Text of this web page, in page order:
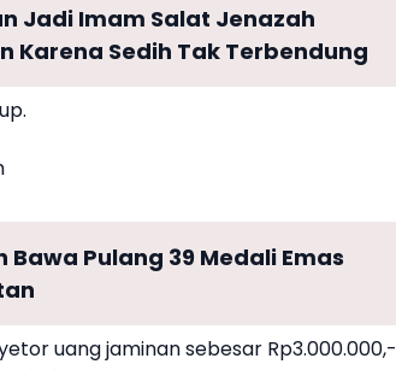
Jadi Imam Salat Jenazah
Karena Sedih Tak Terbendung
Pulang 39 Medali Emas
uang jaminan sebesar Rp3.000.000,-